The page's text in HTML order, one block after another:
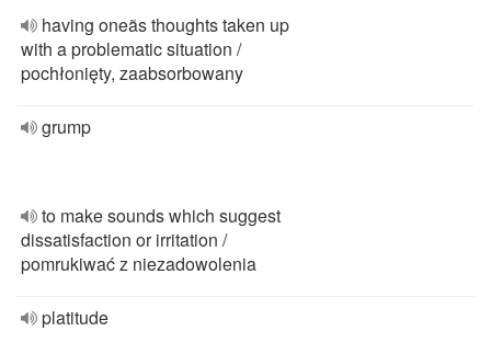
having oneãs thoughts taken up
with a problematic situation /
pochłonięty, zaabsorbowany
grump
to make sounds which suggest
dissatisfaction or irritation /
pomrukiwać z niezadowolenia
platitude